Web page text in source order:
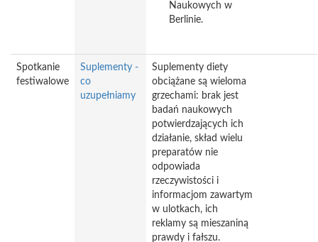
Naukowych w
Berlinie.
Spotkanie
festiwalowe
Suplementy -
co
uzupełniamy
Suplementy diety
obciążane są wieloma
grzechami: brak jest
badań naukowych
potwierdzających ich
działanie, skład wielu
preparatów nie
odpowiada
rzeczywistości i
informacjom zawartym
w ulotkach, ich
reklamy są mieszaniną
prawdy i fałszu.